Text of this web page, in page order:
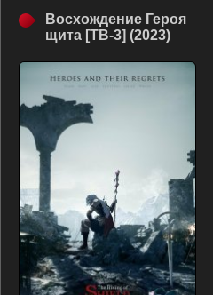
Восхождение Героя
щита [ТВ-3] (2023)